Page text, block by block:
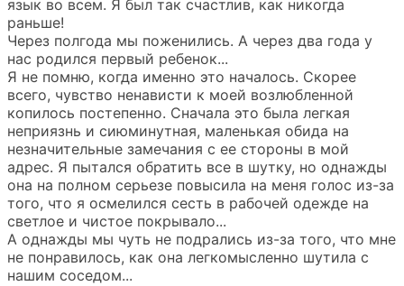
язык во всем. Я был так счастлив, как никогда
раньше!
Через полгода мы поженились. А через два года у
нас родился первый ребенок...
Я не помню, когда именно это началось. Скорее
всего, чувство ненависти к моей возлюбленной
копилось постепенно. Сначала это была легкая
неприязнь и сиюминутная, маленькая обида на
незначительные замечания с ее стороны в мой
адрес. Я пытался обратить все в шутку, но однажды
она на полном серьезе повысила на меня голос из-за
того, что я осмелился сесть в рабочей одежде на
светлое и чистое покрывало...
А однажды мы чуть не подрались из-за того, что мне
не понравилось, как она легкомысленно шутила с
нашим соседом...